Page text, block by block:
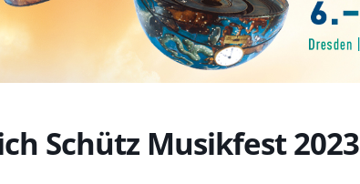
Schütz Musikfest 2023